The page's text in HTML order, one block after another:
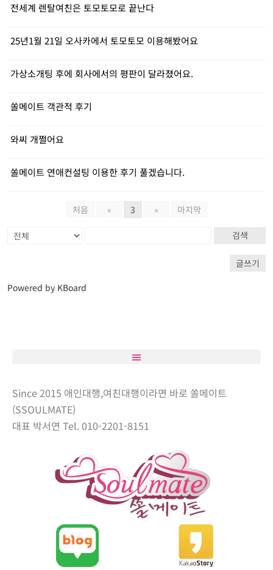
전세계 렌탈여친은 토모토모로 끝난다
25년1월 21일 오사카에서 토모토모 이용해봤어요
가상소개팅 후에 회사에서의 평판이 달라졌어요.
쏠메이트 객관적 후기
와씨 개쩔어요
쏠메이트 연애컨설팅 이용한 후기 풀겠습니다.
처음 « 3 » 마지막
검색
글쓰기
Powered by KBoard
Since 2015 애인대행,여친대행이라면 바로 쏠메이트
(SSOULMATE)
대표 박서연 Tel. 010-2201-8151